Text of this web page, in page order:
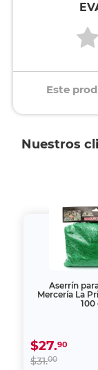
Este
Nuestros
Aserrín
Mercería La
100
$27.90
$31.00